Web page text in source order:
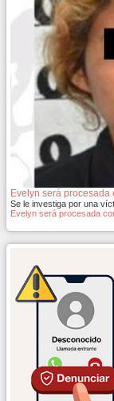
Evelyn será procesada
Se le investiga por una
Evelyn será procesada